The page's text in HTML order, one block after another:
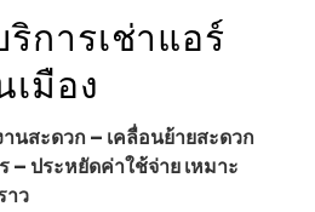
การเช่าแอร์
มือง
นสะดวก – เคลื่อนย้ายสะดวก
– ประหยัดค่าใช้จ่าย เหมาะ
าว